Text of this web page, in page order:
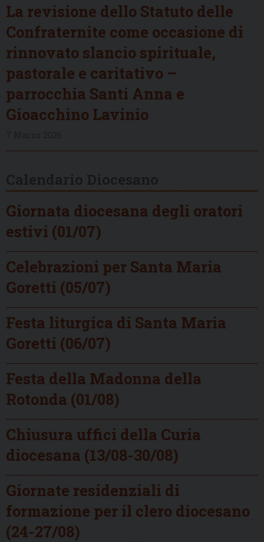
La revisione dello Statuto delle
Confraternite come occasione di
rinnovato slancio spirituale,
pastorale e caritativo –
parrocchia Santi Anna e
Gioacchino Lavinio
Giornata diocesana degli oratori
estivi (01/07)
Celebrazioni per Santa Maria
Goretti (05/07)
Festa liturgica di Santa Maria
Goretti (06/07)
Festa della Madonna della
Rotonda (01/08)
Chiusura uffici della Curia
diocesana (13/08-30/08)
Giornate residenziali di
formazione per il clero diocesano
(24-27/08)